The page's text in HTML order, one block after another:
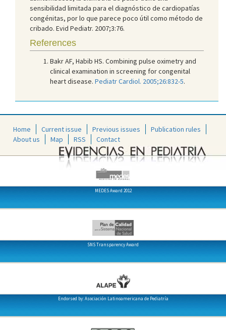
sensibilidad limitada para el diagnóstico de cardiopatías
congénitas, por lo que parece poco útil como método de
cribado. Evid Pediatr. 2007;3:76.
References
Bakr AF, Habib HS. Combining pulse oximetry and
clinical examination in screening for congenital
heart disease. Pediatr Cardiol. 2005;26:832-5.
Home Current issue Previous issues
Publication rules
About us
Map RSS Contact
MEDES Award 2012
SNS Transparency Award
Endorsed by: Asociación Latinoamericana de Pediatría